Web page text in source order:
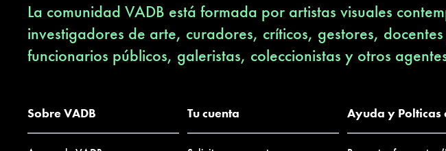
La comunidad VADB está formada por artistas visuales
investigadores de arte, curadores, críticos, gestores,
funcionarios públicos, galeristas, coleccionistas y otros
Sobre VADB Tu cuenta Ayuda y Polticas